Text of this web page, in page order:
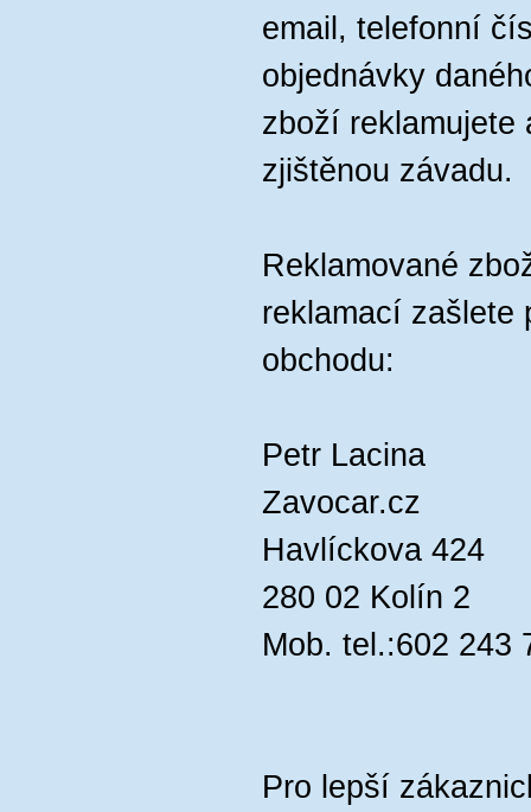
email, telefonní
objednávky
zboží reklamujete
zjištěnou závadu.
Reklamované
reklamací zašlete
obchodu:
Petr Lacina
Zavocar.cz
Havlíckova 424
280 02 Kolín 2
Mob. tel.:602 243
Pro lepší